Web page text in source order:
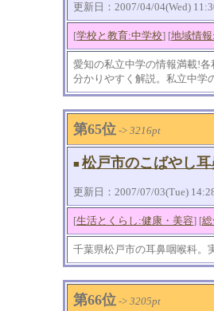
更新日：2007/04/04(Wed)
[学校と教育:中学校] [地域情
愛知の私立中学の情報満載!
分かりやすく解説。私立中学
第65位 ->3216pt
■ 松戸市のこばやし
更新日：2007/07/03(Tue)
[生活とくらし:健康・美容] [
千葉県松戸市の耳鼻咽喉科。
第66位 ->3205pt